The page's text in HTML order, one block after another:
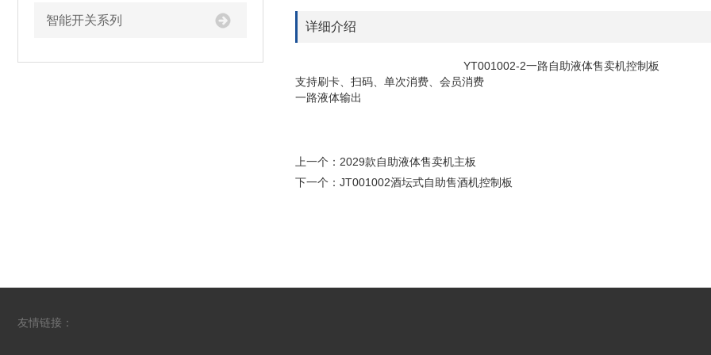
智能开关系列 详细介绍
YT001002-2一路自助液体售卖机控制
支持刷卡、扫码、单次消费、会员消费
一路液体输出
上一个： 2029款自助液体售卖机主板
下一个： JT001002酒坛式自助售酒机控制板
友情链接：